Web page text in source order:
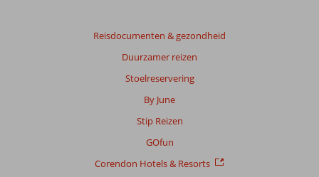
Reisdocumenten & gezondheid
Duurzamer reizen
Stoelreservering
By June
Stip Reizen
GOfun
Corendon Hotels & Resorts